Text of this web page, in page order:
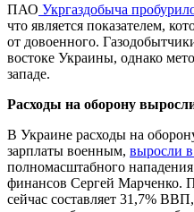
ПАО Укргаздобыча
что является показателем,
от довоенного.
востоке Украины, однако
западе.
Расходы на оборону
В Украине расходы на
зарплаты военным, выросли
полномасштабного
финансов Сергей Марченко.
сейчас составляет 31,7%